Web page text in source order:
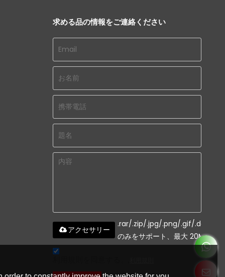
求める品の情報をご連絡ください
.rar/.zip/.jpg/.png/.gif/.doc/
のみをサポート、最大 20M
アクセサリー